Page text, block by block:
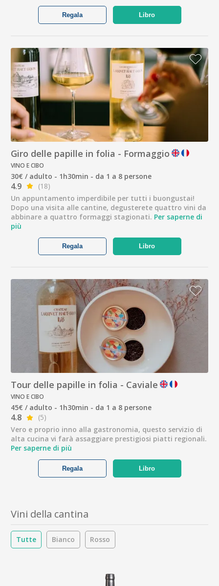
Libro
Regala
Giro delle papille in folia - Formaggio
VINO E CIBO
30€ / adulto - 1h30min - da 1 a 8 persone
4.9
(18)
Un appuntamento imperdibile per tutti i buongustai!
Dopo una visita alle cantine, degusterete quattro vini da
abbinare a quattro formaggi stagionati. Per saperne di
più
Libro
Regala
Tour delle papille in folia - Caviale
VINO E CIBO
45€ / adulto - 1h30min - da 1 a 8 persone
4.8
(5)
Vero e proprio inno alla gastronomia, questo servizio di
alta cucina vi farà assaggiare prestigiosi piatti regionali.
Per saperne di più
Libro
Regala
Vini della cantina
Tutte Bianco Rosso